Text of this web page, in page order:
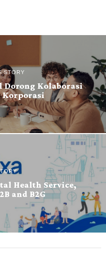
STORY
Kolaborasi
Korporasi
Health Service,
and B2G